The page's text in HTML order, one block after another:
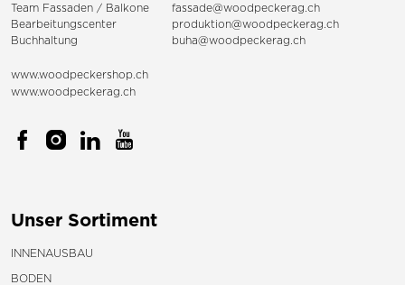
Team Fassaden / Balkone
fassade@woodpeckerag.ch
Bearbeitungscenter
produktion@woodpeckerag.ch
Buchhaltung
buha@woodpeckerag.ch
www.woodpeckershop.ch
www.woodpeckerag.ch
Unser Sortiment
INNENAUSBAU
BODEN